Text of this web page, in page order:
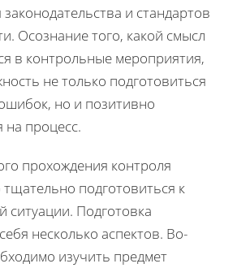
и стандартов
Осознание того, какой смысл
в контрольные мероприятия,
не только подготовиться
но и позитивно
на процесс.
прохождения контроля
подготовиться к
ситуации. Подготовка
несколько аспектов. Во-
изучить предмет